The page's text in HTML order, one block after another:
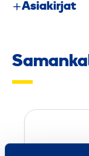
Asiakirjat